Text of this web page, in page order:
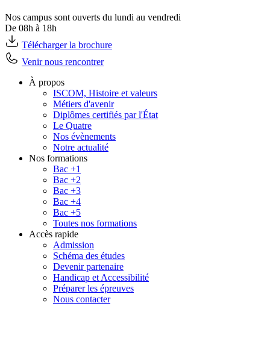
Nos campus sont ouverts du lundi au vendredi
De 08h à 18h
Télécharger la brochure
Venir nous rencontrer
À propos
ISCOM, Histoire et valeurs
Métiers d'avenir
Diplômes certifiés par l'État
Le Quatre
Nos évènements
Notre actualité
Nos formations
Bac +1
Bac +2
Bac +3
Bac +4
Bac +5
Toutes nos formations
Accès rapide
Admission
Schéma des études
Devenir partenaire
Handicap et Accessibilité
Préparer les épreuves
Nous contacter